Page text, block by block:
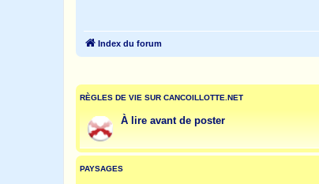
Index du forum
RÈGLES DE VIE SUR CANCOILLOTTE.NET
À lire avant de poster
PAYSAGES